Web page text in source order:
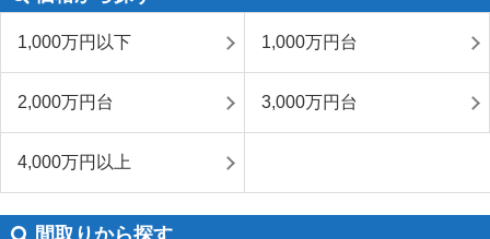
1,000万円以下 1,000万円台
2,000万円台 3,000万円台
4,000万円以上
間取りから探す